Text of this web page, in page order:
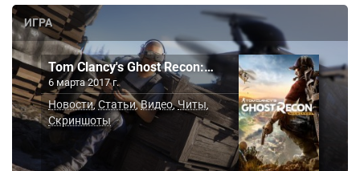
ИГРА
Tom Clancy's Ghost Recon:…
6 марта 2017 г.
Новости,Статьи,Видео,Читы,
Скриншоты